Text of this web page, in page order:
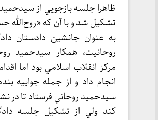
ظاهرا جلسه بازجويي از
تشكيل شد و با آن كه «روح‌الله
به عنوان جانشين دادستان
روحانيت، همكار سيدحميد
مركز انقلاب اسلامي بود اما
انجام داد و از جمله جوابيه
سيدحميد روحاني فرستاد تا در
كند ولي از تشكيل جلسه